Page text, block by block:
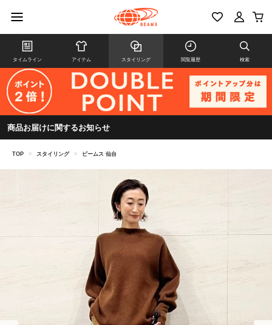
タイムライン アイテム スタイリング 閲覧履歴 検索
商品お届けに関するお知らせ
TOP > スタイリング > ビームス 仙台